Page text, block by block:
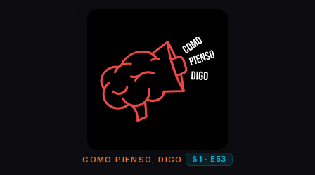
COMO PIENSO, DIGO · S1 · E53